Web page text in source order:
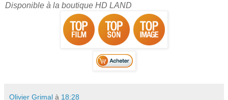
Disponible à la boutique HD LAND
Olivier Grimal à 18:28